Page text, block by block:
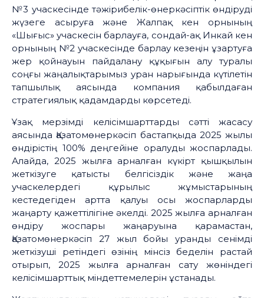
№3 учаскесінде тәжірибелік-өнеркәсіптік өндіруді
жүзеге асыруға және Жалпақ кен орнының
«Шығыс» учаскесін барлауға, сондай-ақ Инкай кен
орнының №2 учаскесінде барлау кезеңін ұзартуға
жер қойнауын пайдалану құқығын алу туралы
соңғы жаңалықтарымыз уран нарығында күтілетін
тапшылық аясында компания қабылдаған
стратегиялық қадамдарды көрсетеді.
Ұзақ мерзімді келісімшарттарды сәтті жасасу
аясында Қазатомөнеркәсіп бастапқыда 2025 жылы
өндірістің 100% деңгейіне оралуды жоспарлады.
Алайда, 2025 жылға арналған күкірт қышқылын
жеткізуге қатысты белгісіздік және жаңа
учаскелердегі құрылыс жұмыстарының
кестедегіден артта қалуы осы жоспарларды
жаңарту қажеттілігіне әкелді. 2025 жылға арналған
өндіру жоспары жаңаруына қарамастан,
Қазатомөнеркәсіп 27 жыл бойы уранды сенімді
жеткізуші ретіндегі өзінің мінсіз беделін растай
отырып, 2025 жылға арналған сату жөніндегі
келісімшарттық міндеттемелерін ұстанады.